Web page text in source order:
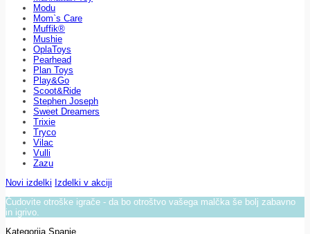
Modu
Mom`s Care
Muffik®
Mushie
OplaToys
Pearhead
Plan Toys
Play&Go
Scoot&Ride
Stephen Joseph
Sweet Dreamers
Trixie
Tryco
Vilac
Vulli
Zazu
Novi izdelki Izdelki v akciji
Čudovite otroške igrače - da bo otroštvo vašega malčka še bolj zabavno
in igrivo.
Kategorija Spanje